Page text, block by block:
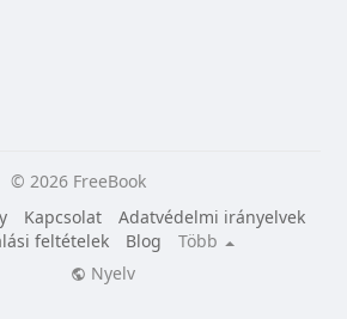
© 2026 FreeBook
Kapcsolat
Adatvédelmi irányelvek
feltételek
Blog
Több
Nyelv